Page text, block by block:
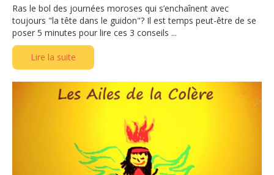
Ras le bol des journées moroses qui s’enchaînent avec
toujours "la tête dans le guidon"? Il est temps peut-être de se
poser 5 minutes pour lire ces 3 conseils ...
Lire la suite